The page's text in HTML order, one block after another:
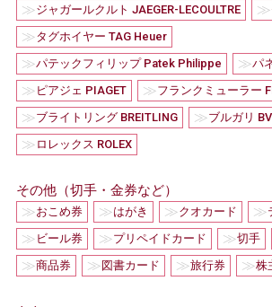
≫ジャガールクルト JAEGER-LECOULTRE ≫
≫タグホイヤー TAG Heuer
≫パテックフィリップ Patek Philippe ≫パ
≫ ピアジェ PIAGET ≫フランクミューラー
≫ブライトリング BREITLING ≫ブルガリ
≫ ロレックス ROLEX
その他（切手・金券など）
≫おこめ券 ≫はがき ≫クオカード ≫
≫ ビール券 ≫プリペイドカード ≫切手
≫商品券 ≫ 図書カード ≫旅行券 ≫株